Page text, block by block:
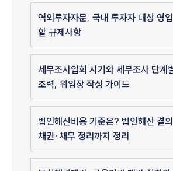
역외투자자문, 국내 투자자 대상 영
할 규제사항
세무조사입회 시기와 세무조사 단계
조력, 위임장 작성 가이드
법인해산비용 기준은? 법인해산 결
채권·채무 정리까지 정리